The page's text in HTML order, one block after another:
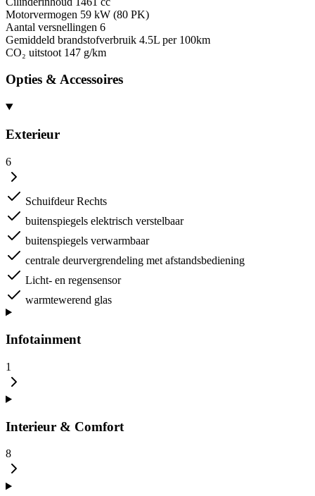
Motorvermogen 59 kW (80 PK)
Aantal versnellingen 6
Gemiddeld brandstofverbruik 4.5L per 100km
CO₂ uitstoot 147 g/km
Opties & Accessoires
Exterieur
6
Schuifdeur Rechts
buitenspiegels elektrisch verstelbaar
buitenspiegels verwarmbaar
centrale deurvergrendeling met afstandsbediening
Licht- en regensensor
warmtewerend glas
Infotainment
1
Interieur & Comfort
8